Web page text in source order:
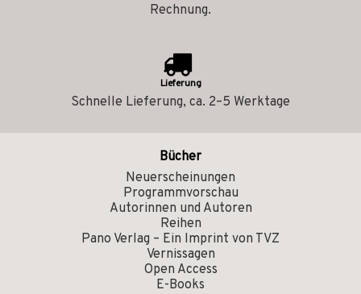
Rechnung.
Lieferung
Schnelle Lieferung, ca. 2–5 Werktage
Bücher
Neuerscheinungen
Programmvorschau
Autorinnen und Autoren
Reihen
Pano Verlag – Ein Imprint von TVZ
Vernissagen
Open Access
E-Books